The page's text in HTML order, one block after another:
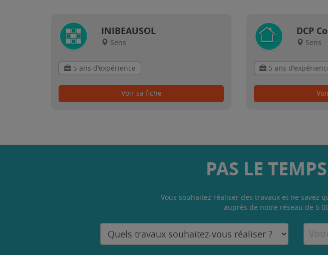
INIBEAUSOL
Sens
5 ans d'expérience
Voir sa fiche
DCP
Sens
5 ans
PAS LE
Vous souhaitez réaliser des travaux et ne savez
auprès de notre réseau de 5